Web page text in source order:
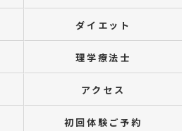
ダイエット
理学療法士
アクセス
初回体験ご予約